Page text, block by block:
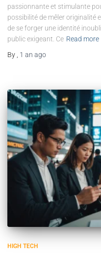
passionnante et stimulante
possibilité de mêler originalité
de se forger une identité
public exigeant. Ce Read more
By
1 an ago
HIGH TECH